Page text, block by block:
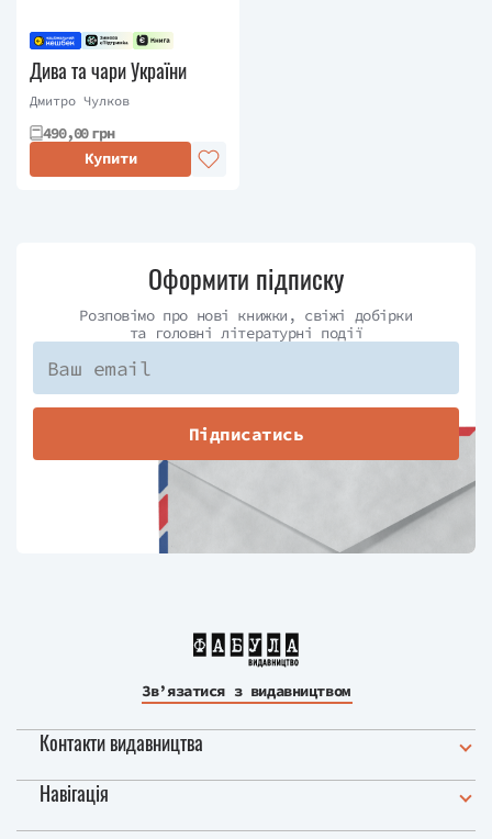
Дива та чари України
Дмитро Чулков
490,00 грн
Купити
Оформити підписку
Розповімо про нові книжки, свіжі добірки
та головні літературні події
Підписатись
Зв’язатися з видавництвом
Контакти видавництва
Навігація